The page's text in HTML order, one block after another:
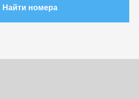
Найти номера